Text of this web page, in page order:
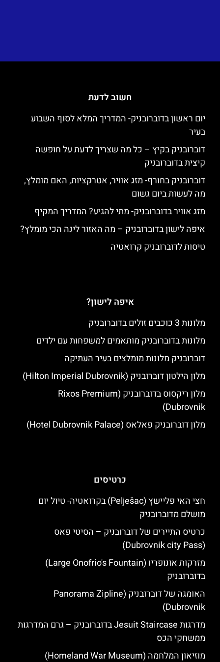
חשוב לדעת
יום ראשון בדוברובניק- המדריך המלא לסוף השבוע
בעיר
דוברובניק בקיץ – כל מה שצריך לדעת על חופשה
קיצית בדוברובניק
דוברובניק בחורף- מזג אוויר, אטרקציות, האם מומלץ,
מה לעשות ביום גשום
מזג אוויר בדוברובניק- מתי להגיע? המדריך המקיף
איפה לישון בדוברובניק – מה האזור לינה הכי מומלץ?
טיסות לדוברובניק קרואטיה
איפה לישון?
מלונות 3 כוכבים זולים בדוברובניק
מלונות בדוברובניק מותאמים למשפחות עם ילדים
דוברובניק מלונות מומלצים בעיר העתיקה
מלון הילטון דוברובניק (Hilton Imperial Dubrovnik)
מלון ריקסוס בדוברובניק (Rixos Premium
Dubrovnik)
מלון דוברובניק פאלאס (Hotel Dubrovnik Palace)
כרטיסים
חצי האי פליישץ (Pelješac) בקרואטיה- טיול יום
מושלם מדוברובניק
כרטיס התיירים של דוברובניק – הסיטי פאס
(Dubrovnik city Pass)
מזרקות אונופריו (Large Onofrio's Fountain)
בדוברובניק
האומגה של דוברובניק (Panorama Zipline
Dubrovnik)
מדרגות Jesuit Staircase בדוברובניק – גרם המדרגות
ממשחקי הכס
מוזיאון המלחמה (Homeland War Museum)